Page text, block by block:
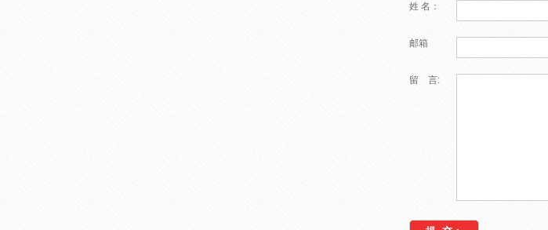
姓 名：
邮箱
留 言: